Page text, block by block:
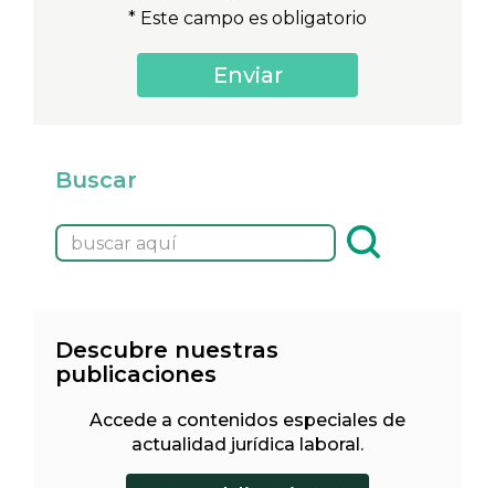
* Este campo es obligatorio
Buscar
Descubre nuestras
publicaciones
Accede a contenidos especiales de
actualidad jurídica laboral.